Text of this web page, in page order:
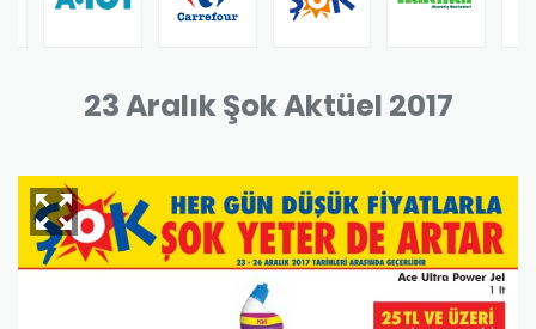
23 Aralık Şok Aktüel 2017